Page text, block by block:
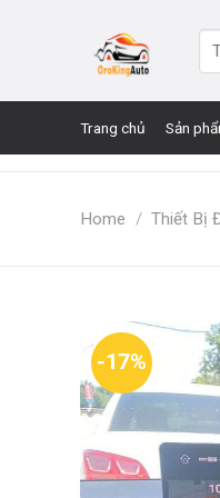
for:
Trang chủ Sản
Home / Thiết Bị
-17%